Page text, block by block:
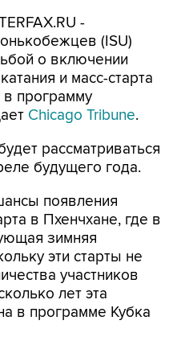
-
(ISU)
о включении
и масс-старта
программу
Chicago Tribune.
рассматриваться
будущего года.
появления
в Пхенчхане, где в
зимняя
эти старты не
участников
лет эта
в программе Кубка